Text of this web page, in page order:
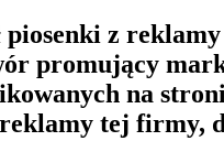
piosenki z
promujący
na
tej firmy,